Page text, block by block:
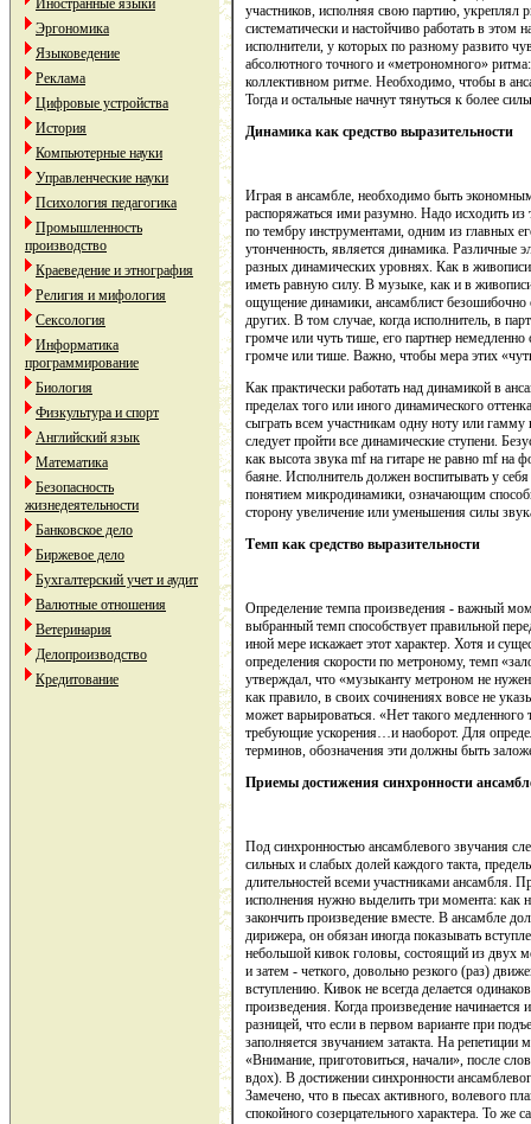
Иностранные языки
Эргономика
Языковедение
Реклама
Цифровые устройства
История
Компьютерные науки
Управленческие науки
Психология педагогика
Промышленность
производство
Краеведение и этнография
Религия и мифология
Сексология
Информатика
программирование
Биология
Физкультура и спорт
Английский язык
Математика
Безопасность
жизнедеятельности
Банковское дело
Биржевое дело
Бухгалтерский учет и аудит
Валютные отношения
Ветеринария
Делопроизводство
Кредитование
участников, исполняя свою партию, укреплял
систематически и настойчиво работать в этом
исполнители, у которых по разному развито
абсолютного точного и «метрономного»
коллективном ритме. Необходимо, чтобы в
Тогда и остальные начнут тянуться к более
Динамика как средство выразительности
Играя в ансамбле, необходимо быть
распоряжаться ими разумно. Надо исходить
по тембру инструментами, одним из главных
утонченность, является динамика.
разных динамических уровнях. Как в
иметь равную силу. В музыке, как и в
ощущение динамики, ансамблист безошибочно
других. В том случае, когда исполнитель, в
громче или чуть тише, его партнер
громче или тише. Важно, чтобы мера этих
Как практически работать над динамикой в
пределах того или иного динамического
сыграть всем участникам одну ноту или
следует пройти все динамические ступени.
как высота звука mf на гитаре не равно mf на
баяне. Исполнитель должен воспитывать у
понятием микродинамики, означающим
сторону увеличение или уменьшения силы
Темп как средство выразительности
Определение темпа произведения - важный
выбранный темп способствует правильной
иной мере искажает этот характер. Хотя и
определения скорости по метроному, темп
утверждал, что «музыканту метроном не
как правило, в своих сочинениях вовсе не
может варьироваться. «Нет такого
требующие ускорения…и наоборот. Для
терминов, обозначения эти должны быть
Приемы достижения синхронности
Под синхронностью ансамблевого звучания
сильных и слабых долей каждого такта,
длительностей всеми участниками ансамбля.
исполнения нужно выделить три момента: как
закончить произведение вместе. В ансамбле
дирижера, он обязан иногда показывать
небольшой кивок головы, состоящий из двух
и затем - четкого, довольно резкого (раз)
вступлению. Кивок не всегда делается
произведения. Когда произведение начинается
разницей, что если в первом варианте при
заполняется звучанием затакта. На
«Внимание, приготовиться, начали», после
вдох). В достижении синхронности
Замечено, что в пьесах активного, волевого
спокойного созерцательного характера. То же